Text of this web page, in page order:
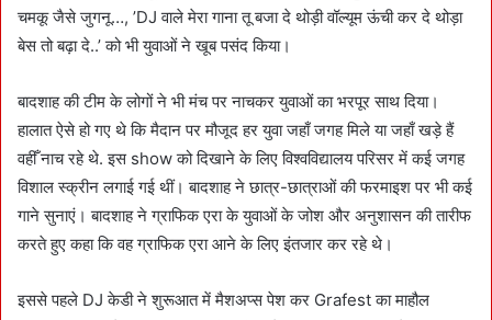
चमकू जैसे जुगनू…, ’DJ वाले मेरा गाना तू बजा दे थोड़ी वॉल्यूम ऊंची कर दे थोड़ा
बेस तो बढ़ा दे..’ को भी युवाओं ने खूब पसंद किया।
बादशाह की टीम के लोगों ने भी मंच पर नाचकर युवाओं का भरपूर साथ दिया।
हालात ऐसे हो गए थे कि मैदान पर मौजूद हर युवा जहाँ जगह मिले या जहाँ खड़े हैं
वहीँ नाच रहे थे. इस show को दिखाने के लिए विश्वविद्यालय परिसर में कई जगह
विशाल स्क्रीन लगाई गई थीं। बादशाह ने छात्र-छात्राओं की फरमाइश पर भी कई
गाने सुनाएं। बादशाह ने ग्राफिक एरा के युवाओं के जोश और अनुशासन की तारीफ
करते हुए कहा कि वह ग्राफिक एरा आने के लिए इंतजार कर रहे थे।
इससे पहले DJ केडी ने शुरूआत में मैशअप्स पेश कर Grafest का माहौल